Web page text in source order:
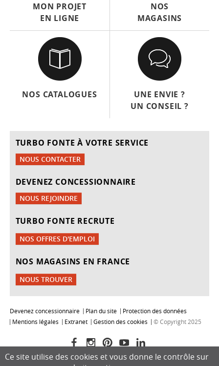
MON PROJET
EN LIGNE
NOS
MAGASINS
NOS CATALOGUES
UNE ENVIE ?
UN CONSEIL ?
TURBO FONTE À VOTRE SERVICE
NOUS CONTACTER
DEVENEZ CONCESSIONNAIRE
NOUS REJOINDRE
TURBO FONTE RECRUTE
NOS OFFRES D'EMPLOI
NOS MAGASINS EN FRANCE
NOUS TROUVER
Devenez concessionnaire Plan du site
Protection des données
Mentions légales
Extranet Gestion des cookies © Copyright 2025
Ce site utilise des cookies et vous donne le contrôle sur